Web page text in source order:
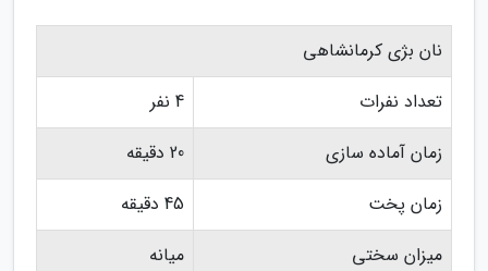
نان بژی کرمانشاهی
تعداد نفرات
4 نفر
زمان آماده سازی
20 دقیقه
زمان پخت
45 دقیقه
میزان سختی
میانه